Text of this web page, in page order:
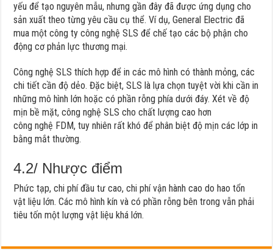
yếu để tạo nguyên mẫu, nhưng gần đây đã được ứng dụng cho
sản xuất theo từng yêu cầu cụ thể. Ví dụ, General Electric đã
mua một công ty công nghệ SLS để chế tạo các bộ phận cho
động cơ phản lực thương mại.
Công nghệ SLS thích hợp để in các mô hình có thành mỏng, các
chi tiết cần độ dẻo. Đặc biệt, SLS là lựa chọn tuyệt vời khi cần in
những mô hình lớn hoặc có phần rỗng phía dưới đáy. Xét về độ
mịn bề mặt, công nghệ SLS cho chất lượng cao hơn
công nghệ FDM, tuy nhiên rất khó để phân biệt độ mịn các lớp in
bằng mắt thường.
4.2/ Nhược điểm
Phức tạp, chi phí đầu tư cao, chi phí vận hành cao do hao tổn
vật liệu lớn. Các mô hình kín và có phần rỗng bên trong vẫn phải
tiêu tốn một lượng vật liệu khá lớn.